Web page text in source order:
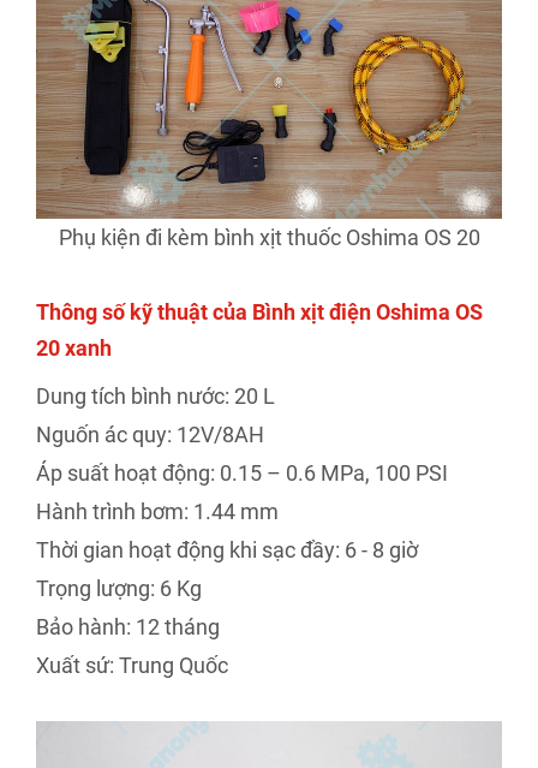
Phụ kiện đi kèm bình xịt thuốc Oshima OS 20
Thông số kỹ thuật của Bình xịt điện Oshima OS
20 xanh
Dung tích bình nước: 20 L
Nguốn ác quy: 12V/8AH
Áp suất hoạt động: 0.15 – 0.6 MPa, 100 PSI
Hành trình bơm: 1.44 mm
Thời gian hoạt động khi sạc đầy: 6 - 8 giờ
Trọng lượng: 6 Kg
Bảo hành: 12 tháng
Xuất sứ: Trung Quốc